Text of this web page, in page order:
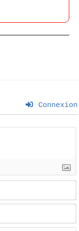
Connexion